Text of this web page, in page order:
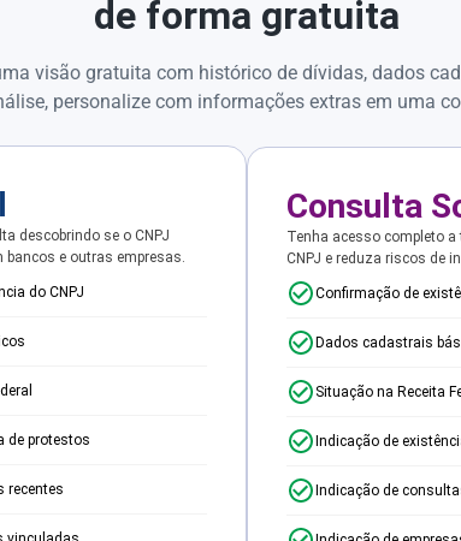
de forma gratuita
visão gratuita com histórico de dívidas, dados
personalize com informações extras em uma
descobrindo se o CNPJ
e outras empresas.
do CNPJ
de protestos
recentes
Consulta
Tenha acesso completo
CNPJ e reduza riscos de
Confirmação de
Dados cadastrais
Situação na Receita
Indicação de
Indicação de